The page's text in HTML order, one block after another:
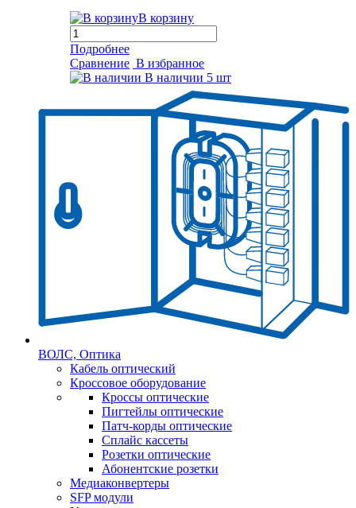
В корзину
Подробнее
Сравнение В избранное
В наличии 5 шт
ВОЛС, Оптика
Кабель оптический
Кроссовое оборудование
Кроссы оптические
Пигтейлы оптические
Патч-корды оптические
Сплайс кассеты
Розетки оптические
Абонентские розетки
Медиаконвертеры
SFP модули